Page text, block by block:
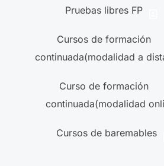
Pruebas libres FP
Cursos de formación
continuada(modalidad a
Curso de formación
continuada(modalidad
Cursos de baremables